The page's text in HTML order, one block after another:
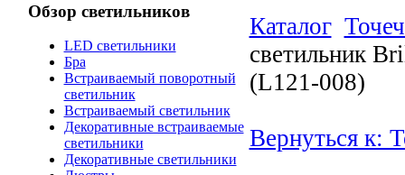
Обзор светильников
LED светильники
Бра
Встраиваемый поворотный
светильник
Встраиваемый светильник
Декоративные встраиваемые
светильники
Декоративные светильники
Каталог
светильник
(L121-008)
Вернуться к: